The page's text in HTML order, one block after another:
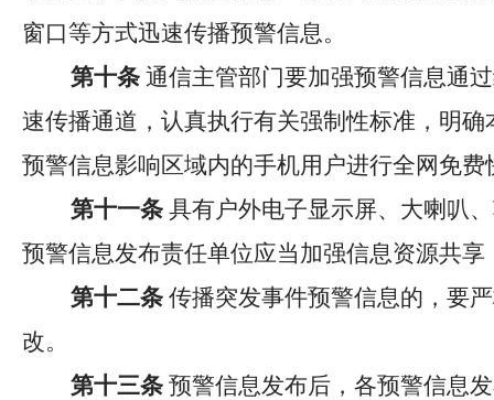
窗口等方式迅速传播预警信息。
第十条 通信主管部门要加强预警信息通
速传播通道，认真执行有关强制性标准，明
预警信息影响区域内的手机用户进行全网免费
第十一条 具有户外电子显示屏、大喇叭
预警信息发布责任单位应当加强信息资源共
第十二条 传播突发事件预警信息的，要
改。
第十三条 预警信息发布后，各预警信息